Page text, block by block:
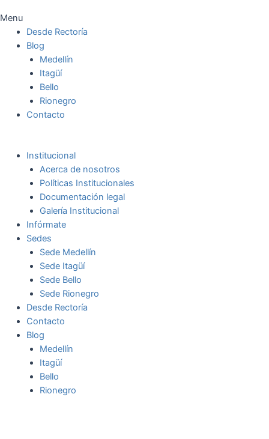
Menu
Desde Rectoría
Blog
Medellín
Itagüí
Bello
Rionegro
Contacto
Institucional
Acerca de nosotros
Políticas Institucionales
Documentación legal
Galería Institucional
Infórmate
Sedes
Sede Medellín
Sede Itagüí
Sede Bello
Sede Rionegro
Desde Rectoría
Contacto
Blog
Medellín
Itagüí
Bello
Rionegro